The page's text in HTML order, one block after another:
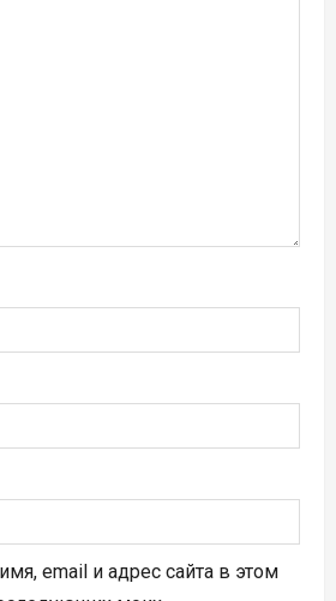
email и адрес сайта в этом